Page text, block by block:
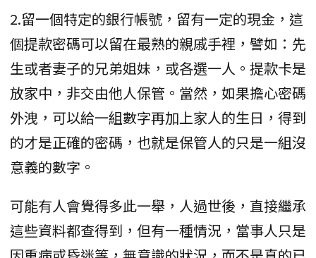
2.留一個特定的銀行帳號，留有一定的現金，這
個提款密碼可以留在最熟的親戚手裡，譬如：先
生或者妻子的兄弟姐妹，或各選一人。提款卡是
放家中，非交由他人保管。當然，如果擔心密碼
外洩，可以給一組數字再加上家人的生日，得到
的才是正確的密碼，也就是保管人的只是一組沒
意義的數字。
可能有人會覺得多此一舉，人過世後，直接繼承
這些資料都查得到，但有一種情況，當事人只是